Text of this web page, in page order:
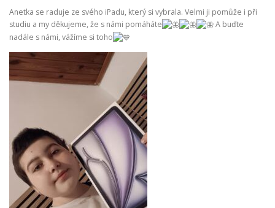
Anetka se raduje ze svého iPadu, který si vybrala. Velmi ji pomůže i při
studiu a my děkujeme, že s námi pomáháte
A buďte
nadále s námi, vážíme si toho